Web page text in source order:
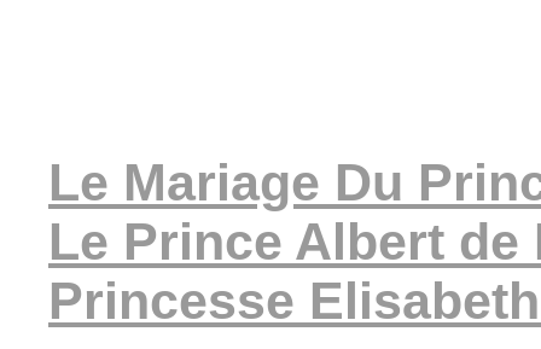
Le Mariage Du
Le Prince Albert de
Princesse